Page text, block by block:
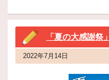
「夏の大感謝祭
2022年7月14日